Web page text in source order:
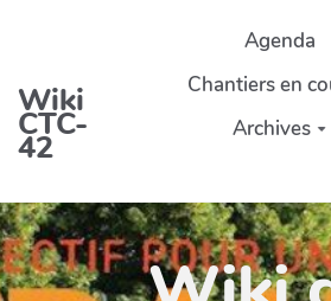
Aller au contenu principal
Wiki
CTC-
42
Agenda
Chantiers en
Archives